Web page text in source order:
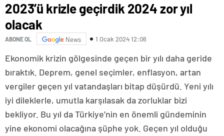
2023’ü krizle geçirdik 2024 zor yıl
olacak
ABONE OL News 1 Ocak 2024 12:06
Ekonomik krizin gölgesinde geçen bir yılı daha geride
bıraktık. Deprem, genel seçimler, enflasyon, artan
vergiler geçen yıl vatandaşları bitap düşürdü. Yeni yılı
iyi dileklerle, umutla karşılasak da zorluklar bizi
bekliyor. Bu yıl da Türkiye’nin en önemli gündeminin
yine ekonomi olacağına şüphe yok. Geçen yıl olduğu